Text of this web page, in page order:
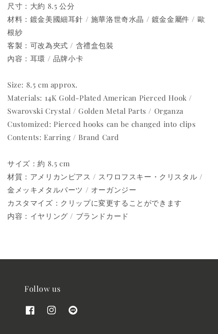
尺寸：大約 8.5 公分
材料：鍍金美國細耳針 / 施華洛世奇水晶 / 鍍金金屬件 / 歐
根紗
客製：可改為夾式 / 含禮盒包裝
內容：耳環 / 品牌小卡
Size: 8.5 cm approx.
Materials: 14K Gold-Plated American Pierced Hook /
Swarovski Crystal / Golden Metal Parts / Organza
Customized: Pierced hooks can be changed into clips
Contents: Earring / Brand Card
サイズ：約 8.5 cm
材質：アメリカンピアス / スワロフスキー・クリスタル /
金メッキメタルパーツ / オーガンジー
カスタマイズ：クリップに変更することができます
内容：イヤリング / ブランドカード
Follow us